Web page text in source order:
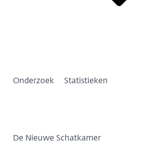
Onderzoek Statistieken
De Nieuwe Schatkamer